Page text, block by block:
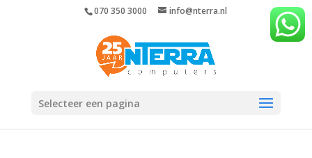
070 350 3000 info@nterra.nl
Selecteer een pagina